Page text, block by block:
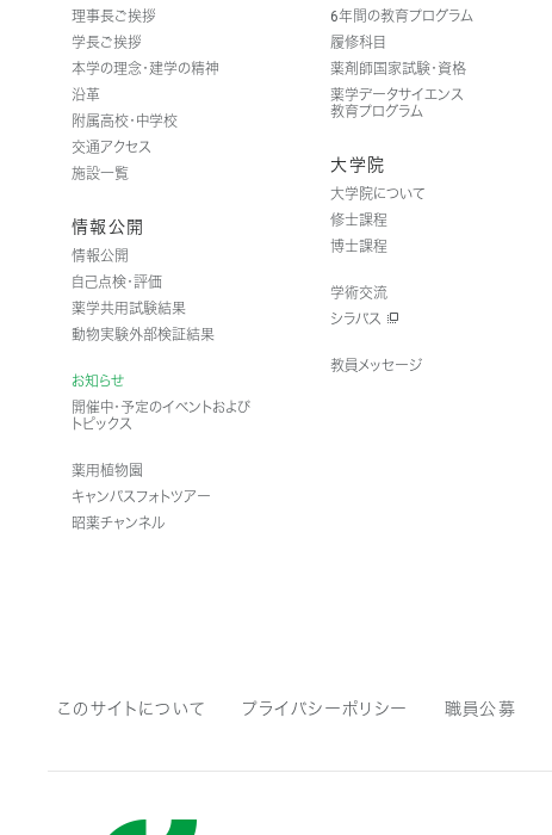
理事長ご挨拶
学長ご挨拶
本学の理念・建学の精神
沿革
附属高校・中学校
交通アクセス
施設一覧
情報公開
情報公開
自己点検・評価
薬学共用試験結果
動物実験外部検証結果
お知らせ
開催中・予定のイベントおよび
トピックス
薬用植物園
キャンパスフォトツアー
昭薬チャンネル
6年間の教育プログラム
履修科目
薬剤師国家試験・資格
薬学データサイエンス
教育プログラム
大学院
大学院について
修士課程
博士課程
学術交流
シラバス
教員メッセージ
このサイトについて プライバシーポリシー 職員公募